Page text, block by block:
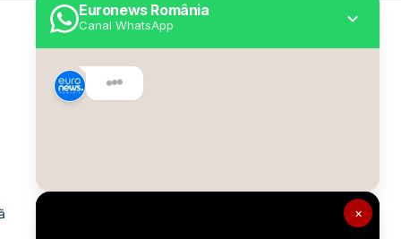
×
Euronews România
Canal WhatsApp
Despre Euronews